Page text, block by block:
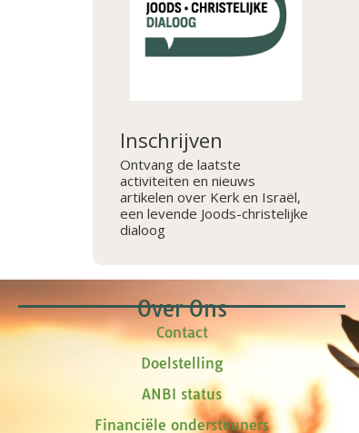
Inschrijven
Ontvang de laatste
activiteiten en nieuws
artikelen over Kerk en Israël,
een levende Joods-christelijke
dialoog
Over Ons
Contact
Doelstelling
ANBI status
Financiële ondersteuners